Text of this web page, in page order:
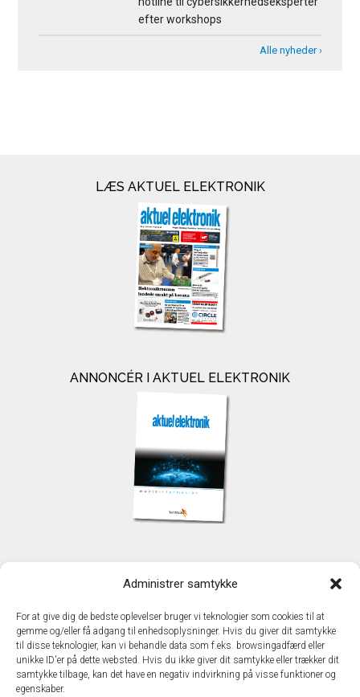
Administrer samtykke
For at give dig de bedste oplevelser bruger vi teknologier som cookies til at
gemme og/eller få adgang til enhedsoplysninger. Hvis du giver dit samtykke
til disse teknologier, kan vi behandle data som f.eks. browsingadfærd eller
unikke ID'er på dette websted. Hvis du ikke giver dit samtykke eller trækker dit
samtykke tilbage, kan det have en negativ indvirkning på visse funktioner og
egenskaber.
efter workshops
Alle nyheder ›
LÆS AKTUEL ELEKTRONIK
ANNONCÉR I AKTUEL ELEKTRONIK
TechMedia A/S
DK - 2600 Glostrup
www.techmedia.dk
Telefon: +45 43 24 26 28
E-mail:info@techmedia.dk